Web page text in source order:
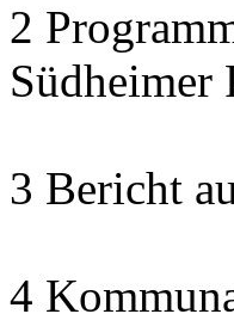
2
3 Bericht
4